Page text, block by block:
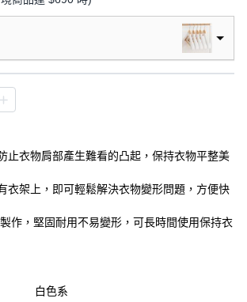
止衣物肩部產生難看的凸起，保持衣物平整美
衣架上，即可輕鬆解決衣物變形問題，方便快
作，堅固耐用不易變形，可長時間使用保持衣
白色系